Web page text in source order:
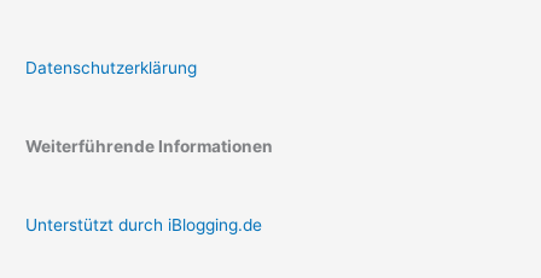
Datenschutzerklärung
Weiterführende Informationen
Unterstützt durch iBlogging.de